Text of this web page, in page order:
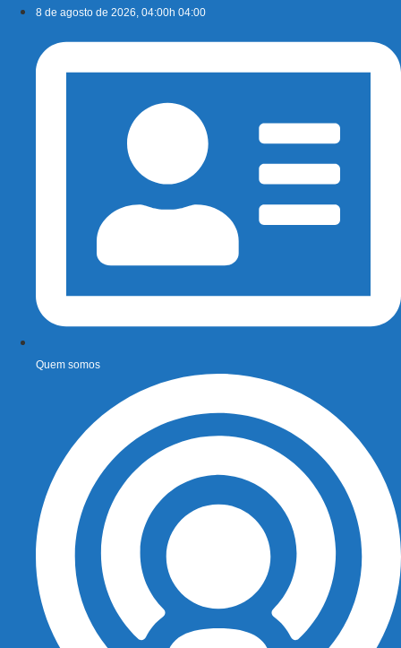
conteúdo
8 de agosto de 2026, 04:00h 04:00
Quem somos